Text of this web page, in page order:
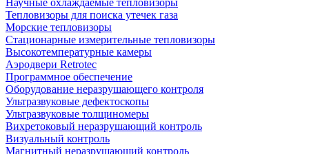
Научные охлаждаемые тепловизоры
Тепловизоры для поиска утечек газа
Морские тепловизоры
Стационарные измерительные тепловизоры
Высокотемпературные камеры
Аэродвери Retrotec
Программное обеспечение
Оборудование неразрушающего контроля
Ультразвуковые дефектоскопы
Ультразвуковые толщиномеры
Вихретоковый неразрушающий контроль
Визуальный контроль
Магнитный неразрушающий контроль